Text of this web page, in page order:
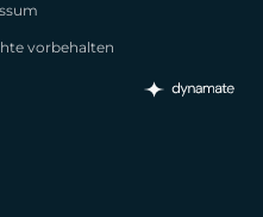
vorbehalten